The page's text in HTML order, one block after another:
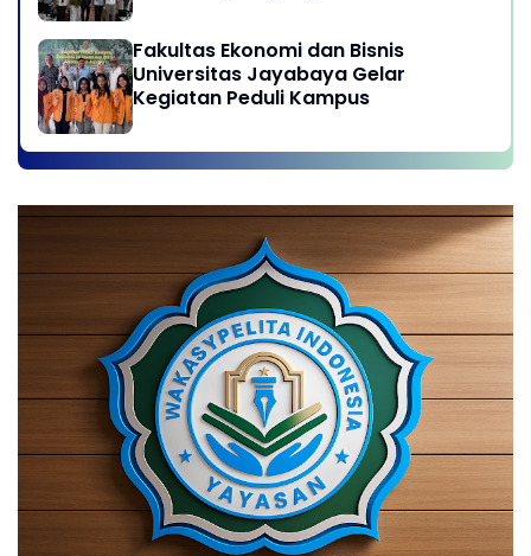
Fakultas Ekonomi dan Bisnis
Universitas Jayabaya Gelar
Kegiatan Peduli Kampus